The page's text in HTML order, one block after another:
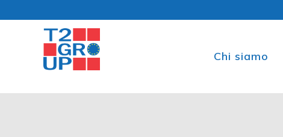
Chi siamo